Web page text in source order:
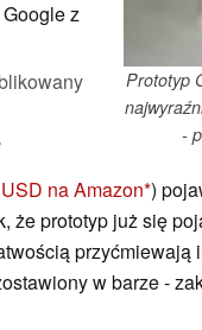
Prototyp
-
z
na Amazon )
że prototyp już się
przyćmiewają
w barze -